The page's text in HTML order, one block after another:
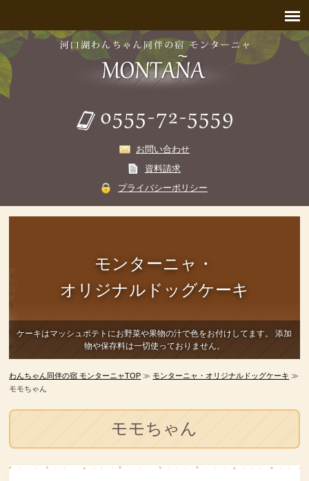
お問い合わせ
資料請求
プライバシーポリシー
モンターニャ・
オリジナルドッグケーキ
ケーキはマッシュポテトにお野菜や果物の汁で色をお付けしてます。
添加
物や保存料は一切使っておりません。
わんちゃん同伴の宿 モンターニャTOP ≫モンターニャ・オリジナルドッグケーキ ≫
モモちゃん
モモちゃん